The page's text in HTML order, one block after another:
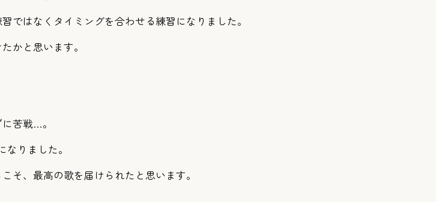
ではなくタイミングを合わせる練習になりました。
かと思います。
苦戦…。
りました。
そ、最高の歌を届けられたと思います。